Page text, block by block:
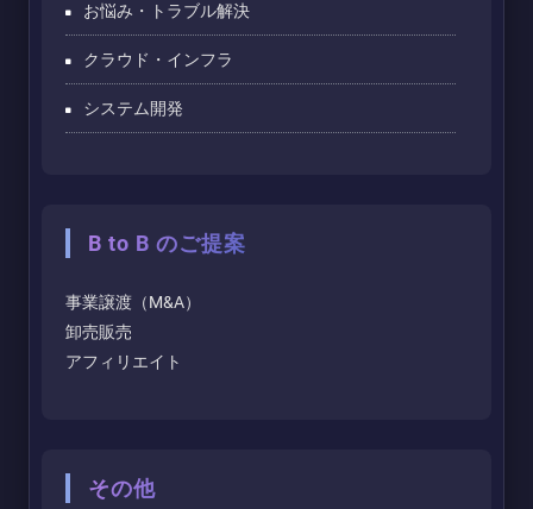
お悩み・トラブル解決
クラウド・インフラ
システム開発
B to B のご提案
事業譲渡（M&A）
卸売販売
アフィリエイト
その他